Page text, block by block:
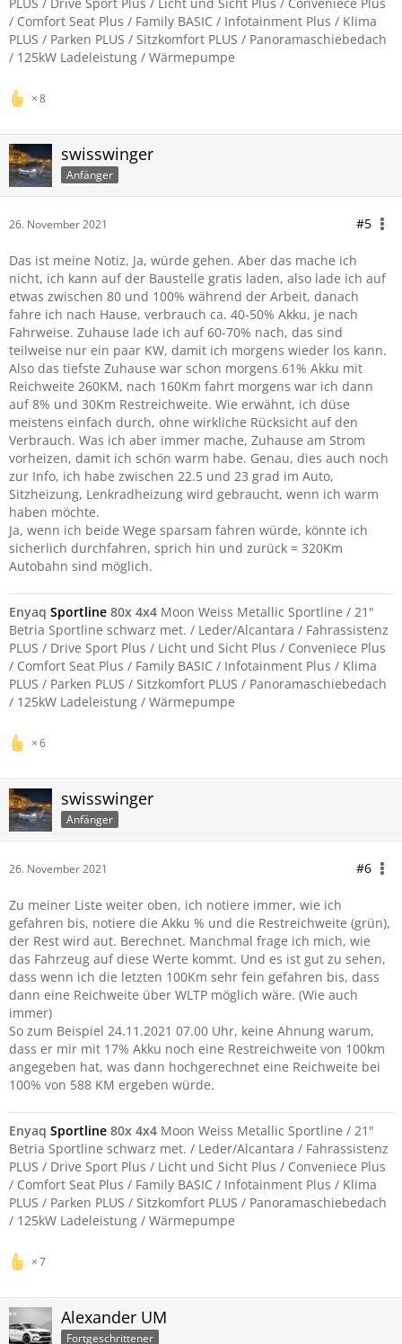
/ Comfort Seat Plus / Family BASIC / Infotainment Plus / Klima
PLUS / Parken PLUS / Sitzkomfort PLUS / Panoramaschiebedach
/ 125kW Ladeleistung / Wärmepumpe
8
swisswinger
Anfänger
26. November 2021 #5
Das ist meine Notiz, Ja, würde gehen. Aber das mache ich
nicht, ich kann auf der Baustelle gratis laden, also lade ich auf
etwas zwischen 80 und 100% während der Arbeit, danach
fahre ich nach Hause, verbrauch ca. 40-50% Akku, je nach
Fahrweise. Zuhause lade ich auf 60-70% nach, das sind
teilweise nur ein paar KW, damit ich morgens wieder los kann.
Also das tiefste Zuhause war schon morgens 61% Akku mit
Reichweite 260KM, nach 160Km fahrt morgens war ich dann
auf 8% und 30Km Restreichweite. Wie erwähnt, ich düse
meistens einfach durch, ohne wirkliche Rücksicht auf den
Verbrauch. Was ich aber immer mache, Zuhause am Strom
vorheizen, damit ich schön warm habe. Genau, dies auch noch
zur Info, ich habe zwischen 22.5 und 23 grad im Auto,
Sitzheizung, Lenkradheizung wird gebraucht, wenn ich warm
haben möchte.
Ja, wenn ich beide Wege sparsam fahren würde, könnte ich
sicherlich durchfahren, sprich hin und zurück = 320Km
Autobahn sind möglich.
Enyaq Sportline 80x 4x4 Moon Weiss Metallic Sportline / 21"
Betria Sportline schwarz met. / Leder/Alcantara / Fahrassistenz
PLUS / Drive Sport Plus / Licht und Sicht Plus / Conveniece Plus
/ Comfort Seat Plus / Family BASIC / Infotainment Plus / Klima
PLUS / Parken PLUS / Sitzkomfort PLUS / Panoramaschiebedach
/ 125kW Ladeleistung / Wärmepumpe
6
swisswinger
Anfänger
26. November 2021 #6
Zu meiner Liste weiter oben, ich notiere immer, wie ich
gefahren bis, notiere die Akku % und die Restreichweite (grün),
der Rest wird aut. Berechnet. Manchmal frage ich mich, wie
das Fahrzeug auf diese Werte kommt. Und es ist gut zu sehen,
dass wenn ich die letzten 100Km sehr fein gefahren bis, dass
dann eine Reichweite über WLTP möglich wäre. (Wie auch
immer)
So zum Beispiel 24.11.2021 07.00 Uhr, keine Ahnung warum,
dass er mir mit 17% Akku noch eine Restreichweite von 100km
angegeben hat, was dann hochgerechnet eine Reichweite bei
100% von 588 KM ergeben würde.
Enyaq Sportline 80x 4x4 Moon Weiss Metallic Sportline / 21"
Betria Sportline schwarz met. / Leder/Alcantara / Fahrassistenz
PLUS / Drive Sport Plus / Licht und Sicht Plus / Conveniece Plus
/ Comfort Seat Plus / Family BASIC / Infotainment Plus / Klima
PLUS / Parken PLUS / Sitzkomfort PLUS / Panoramaschiebedach
/ 125kW Ladeleistung / Wärmepumpe
7
Alexander UM
Fortgeschrittener